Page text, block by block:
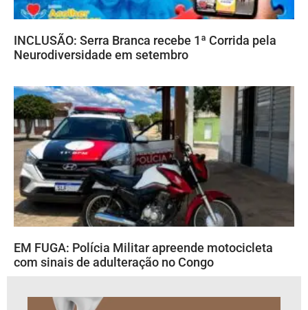
INCLUSÃO: Serra Branca recebe 1ª Corrida pela
Neurodiversidade em setembro
EM FUGA: Polícia Militar apreende motocicleta
com sinais de adulteração no Congo